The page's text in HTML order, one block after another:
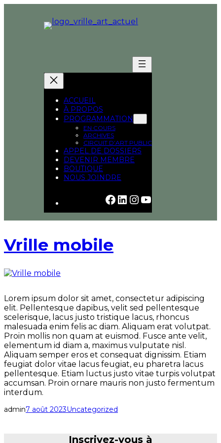
ACCUEIL
À PROPOS
PROGRAMMATION
EN COURS
ARCHIVES
CIRCUIT D’ART PUBLIC
APPEL DE DOSSIERS
DEVENIR MEMBRE
BOUTIQUE
NOUS JOINDRE
FACEBOOK
LINKEDIN
INSTAGRAM
YOUTUBE
Vrille mobile
Lorem ipsum dolor sit amet, consectetur adipiscing
elit. Pellentesque dapibus, velit sed pellentesque
scelerisque, lacus justo tristique lacus, rhoncus
malesuada enim felis ac diam. Aliquam erat volutpat.
Proin mollis non quam at euismod. Fusce ante velit,
elementum id diam a, maximus vulputate nisl.
Aliquam semper eros et consequat dignissim. Etiam
feugiat dolor vitae lacus feugiat, eu pharetra lacus
pellentesque. Etiam luctus justo vitae turpis volutpat
accumsan. Proin ornare mauris non justo fermentum
interdum.
admin7 août 2023Uncategorized
Inscrivez-vous à